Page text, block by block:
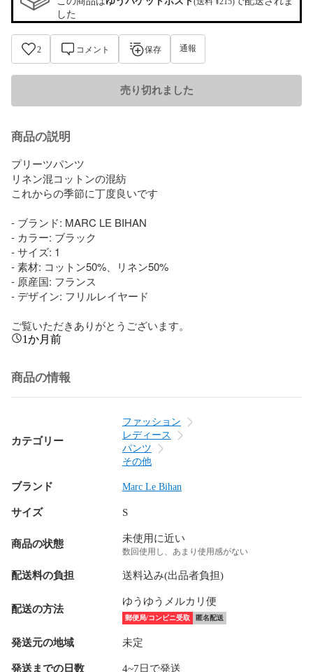
した
2 コメント 保存 通報
売り切れました
商品の説明
プリーツパンツ
リネン混コットンの混紡
これからの季節に丁度良いです
- ブランド: MARC LE BIHAN
- カラー: ブラック
- サイズ: 1
- 素材: コットン50%、リネン50%
- 原産国: フランス
- デザイン: フリルレイヤード
ご覧いただきありがとうございます。
1か月前
商品の情報
カテゴリー
ファッション
レディース
パンツ
その他
ブランド Marc Le Bihan
サイズ S
商品の状態 未使用に近い
数回使用し、あまり使用感がない
配送料の負担 送料込み(出品者負担)
配送の方法
ゆうゆうメルカリ便
郵便局/コンビニ受取 匿名配送
発送元の地域 未定
発送までの日数 4~7日で発送